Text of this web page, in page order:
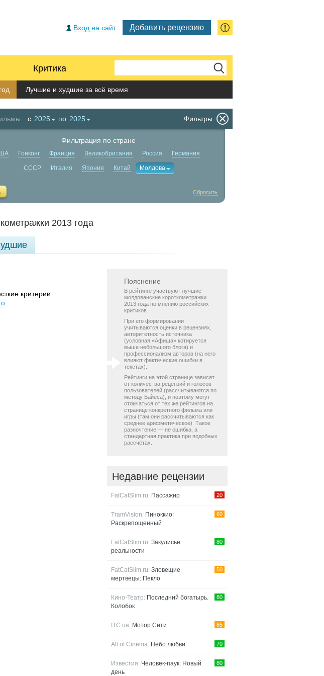
Вход на сайт Добавить рецензию
Лучшие и худшие за всё время
Критика
с 2025 по 2025 Фильтры
Фильтрация по стране
Гонконг Франция Великобритания Россия Германия
СССР Италия Япония Китай Молдова
Сбросить
2013 года
критерии
Пояснение
В рейтинге участвуют лучшие
молдованские короткометражки
2013 года по мнению российских
критиков.
При его формировании
учитываются оценки в рецензиях,
авторитетность источника
(условная «Афиша» котируется
выше небольшого блога) и
профессионализм авторов (на него
влияют фактические ошибки в
текстах).
Рейтинги на этой странице зависят
от количества рецензий и голосов
пользователей (рассчитываются по
методу Байеса), и поэтому могут
отличаться от тех же рейтингов на
странице конкретного фильма или
игры (там они рассчитываются как
среднее арифметическое). Такое
разночтение — не ошибка, а
стандартная практика при подобных
рассчётах.
Недавние рецензии
FatCatSlim.ru: Пассажир 20
TramVision: Пиноккио:
Раскрепощенный
60
FatCatSlim.ru: Закулисье
реальности
80
FatCatSlim.ru: Зловещие
мертвецы: Пекло
50
Кино-Театр: Последний богатырь.
Колобок
80
ITC.ua: Мотор Сити 65
All of Cinema: Небо любви 70
Известия: Человек-паук: Новый
день
80